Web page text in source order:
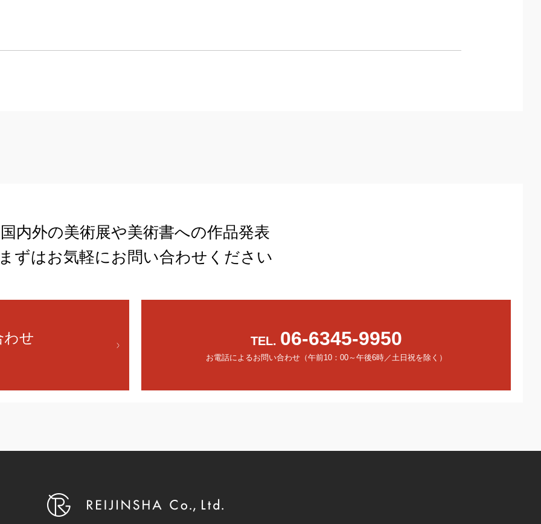
国内外の美術展や美術書への作品発表
ずはお気軽にお問い合わせください
わせ TEL. 06-6345-9950
お電話によるお問い合わせ（午前10：00～午後6時／土日祝を除く）